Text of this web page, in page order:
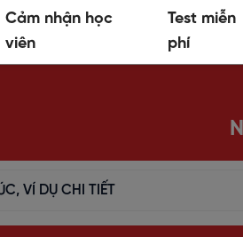
Cảm nhận học
viên
Test miễn
phí
VÍ DỤ CHI TIẾT